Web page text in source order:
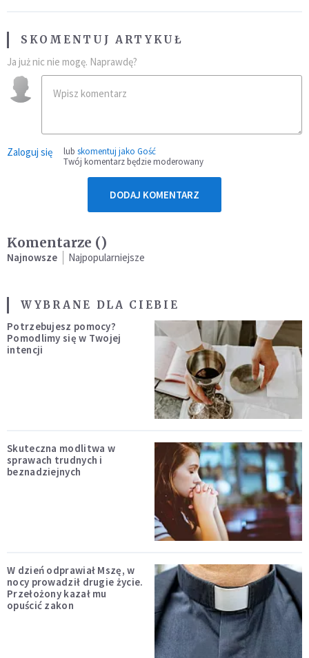
SKOMENTUJ ARTYKUŁ
Ja już nic nie mogę. Naprawdę?
Zaloguj się lub skomentuj jako Gość
Twój komentarz będzie moderowany
DODAJ KOMENTARZ
Komentarze ()
Najnowsze Najpopularniejsze
WYBRANE DLA CIEBIE
Potrzebujesz pomocy?
Pomodlimy się w Twojej
intencji
Skuteczna modlitwa w
sprawach trudnych i
beznadziejnych
W dzień odprawiał Mszę, w
nocy prowadził drugie życie.
Przełożony kazał mu
opuścić zakon